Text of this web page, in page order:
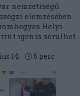
nemzetiségű
elemzésében
Helyi
igenis sérülhet...
14. 6 perc